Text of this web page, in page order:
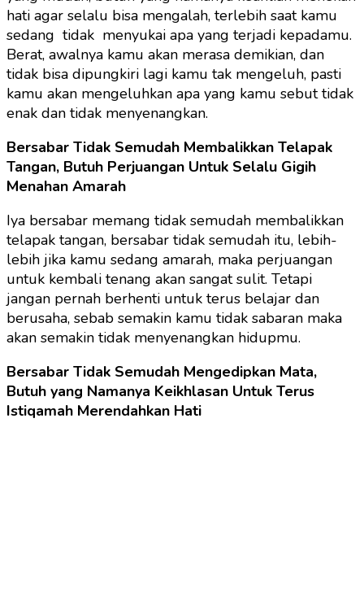
hati agar selalu bisa mengalah, terlebih saat kamu
sedang tidak menyukai apa yang terjadi kepadamu.
Berat, awalnya kamu akan merasa demikian, dan
tidak bisa dipungkiri lagi kamu tak mengeluh, pasti
kamu akan mengeluhkan apa yang kamu sebut tidak
enak dan tidak menyenangkan.
Bersabar Tidak Semudah Membalikkan Telapak
Tangan, Butuh Perjuangan Untuk Selalu Gigih
Menahan Amarah
Iya bersabar memang tidak semudah membalikkan
telapak tangan, bersabar tidak semudah itu, lebih-
lebih jika kamu sedang amarah, maka perjuangan
untuk kembali tenang akan sangat sulit. Tetapi
jangan pernah berhenti untuk terus belajar dan
berusaha, sebab semakin kamu tidak sabaran maka
akan semakin tidak menyenangkan hidupmu.
Bersabar Tidak Semudah Mengedipkan Mata,
Butuh yang Namanya Keikhlasan Untuk Terus
Istiqamah Merendahkan Hati